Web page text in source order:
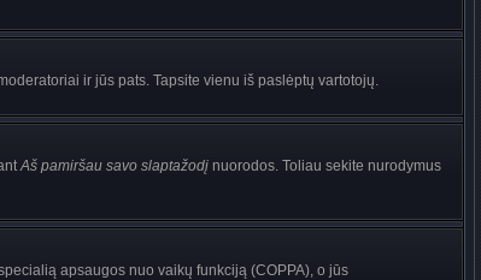
ir jūs pats. Tapsite vienu iš paslėptų vartotojų.
Aš pamiršau savo slaptažodį nuorodos. Toliau sekite nurodymus
apsaugos nuo vaikų funkciją (COPPA), o jūs